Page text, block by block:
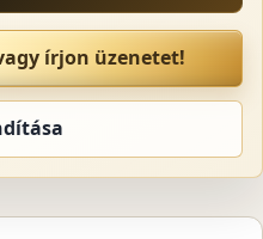
írjon üzenetet!